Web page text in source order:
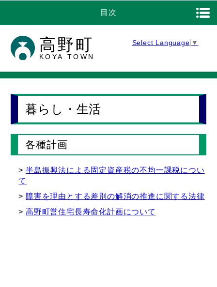
高野町
KOYA TOWN
Select Language ▼
目次
暮らし・生活
各種計画
半島振興法による固定資産税の不均一課税につい
て
障害を理由とする差別の解消の推進に関する法律
高野町営住宅長寿命化計画について